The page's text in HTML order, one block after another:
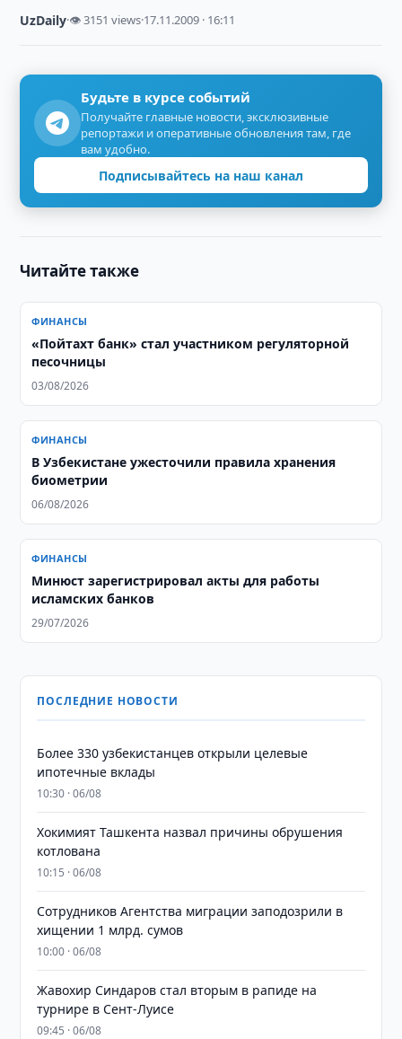
UzDaily·👁 3151 views·17.11.2009 · 16:11
Будьте в курсе событий
Получайте главные новости, эксклюзивные
репортажи и оперативные обновления там, где
вам удобно.
Подписывайтесь на наш канал
Читайте также
ФИНАНСЫ
«Пойтахт банк» стал участником регуляторной
песочницы
03/08/2026
ФИНАНСЫ
В Узбекистане ужесточили правила хранения
биометрии
06/08/2026
ФИНАНСЫ
Минюст зарегистрировал акты для работы
исламских банков
29/07/2026
ПОСЛЕДНИЕ НОВОСТИ
Более 330 узбекистанцев открыли целевые
ипотечные вклады
10:30 · 06/08
Хокимият Ташкента назвал причины обрушения
котлована
10:15 · 06/08
Сотрудников Агентства миграции заподозрили в
хищении 1 млрд. сумов
10:00 · 06/08
Жавохир Синдаров стал вторым в рапиде на
турнире в Сент-Луисе
09:45 · 06/08